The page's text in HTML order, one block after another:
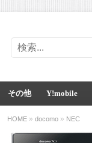
その他 Y!mobile
HOME » docomo » NEC